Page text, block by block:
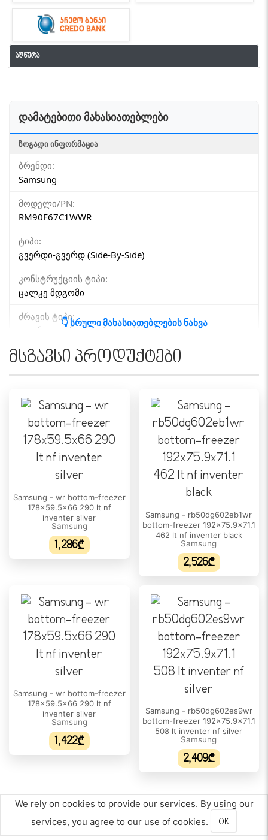
აღწერა
დამატებითი მახასიათებლები
ᲖᲝᲒᲐᲓᲘ ᲘᲜᲤᲝᲠᲛᲐᲪᲘᲐ
ბრენდი:
Samsung
მოდელი/PN:
RM90F67C1WWR
ტიპი:
გვერდი-გვერდ (Side-By-Side)
კონსტრუქციის ტიპი:
ცალკე მდგომი
ძრავის ტიპი:
ციფრული ინვერტერული ძრავი
ᲛᲐᲪᲘᲕᲠᲘᲡ ᲛᲐᲮᲐᲡᲘᲐᲗᲔᲑᲚᲔᲑᲘ
კამერების რაოდენობა:
კარების რაოდენობა:
კლიმატის კლასი:
N, ST, T
4
ფრეონის ტიპი:
თაროების მასალა:
კარის სათავსო:
ბოსტნეულის კალათების რაოდენობა:
კვერცხის კონტეინერი:
დიახ
ᲡᲐᲧᲘᲜᲣᲚᲘᲡ ᲛᲐᲮᲐᲡᲘᲐᲗᲔᲑᲚᲔᲑᲘ
საყინულის მდებარეობა:
ყინულის ლღვობის სისტემა:
ავტომატური
👇 სრული მახასიათებლების ნახვა
მსგავსი პროდუქტები
Samsung - wr bottom-freezer
178x59.5x66 290 lt nf
inventer silver
Samsung
1,286₾
Samsung - rb50dg602eb1wr
bottom-freezer 192x75.9x71.1
462 lt nf inventer black
Samsung
2,526₾
Samsung - wr bottom-freezer
178x59.5x66 290 lt nf
inventer silver
Samsung
1,422₾
Samsung - rb50dg602es9wr
bottom-freezer 192x75.9x71.1
508 lt inventer nf silver
Samsung
2,409₾
We rely on cookies to provide our services. By using our
services, you agree to our use of cookies.
OK